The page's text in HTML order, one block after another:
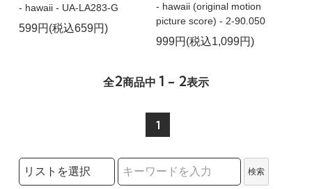
- hawaii - UA-LA283-G
599円(税込659円)
- hawaii (original motion
picture score) - 2-90.050
999円(税込1,099円)
全2商品中 1 - 2表示
1
検索リストの選択
検索